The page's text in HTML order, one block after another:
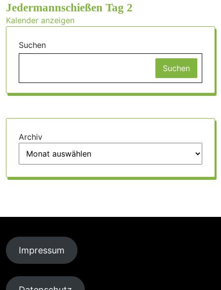
Jedermannschießen Tag 2
Kalender anzeigen
Suchen
Suchen
Archiv
Impressum